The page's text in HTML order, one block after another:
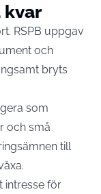
kvar
RSPB uppgav
och
bryts
som
och små
till
intresse för